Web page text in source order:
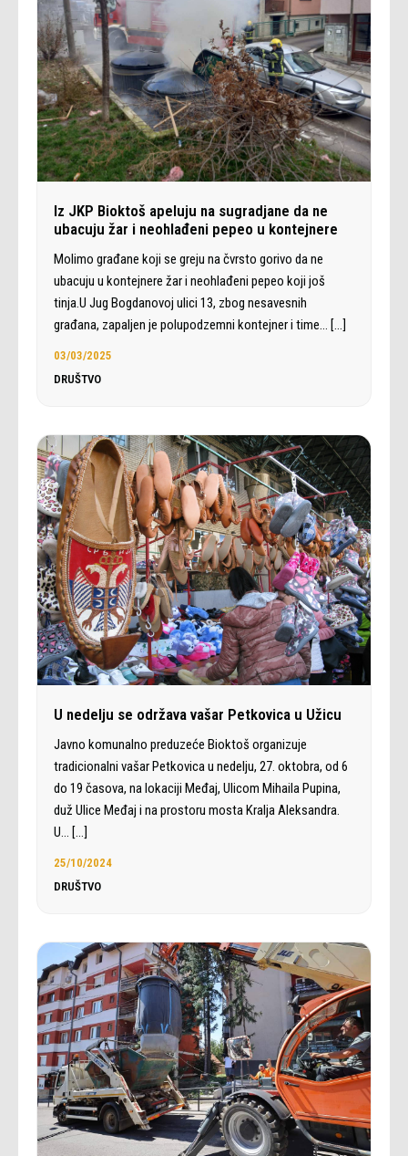
Iz JKP Bioktoš apeluju na sugradjane da ne
ubacuju žar i neohlađeni pepeo u kontejnere
Molimo građane koji se greju na čvrsto gorivo da ne
ubacuju u kontejnere žar i neohlađeni pepeo koji još
tinja.U Jug Bogdanovoj ulici 13, zbog nesavesnih
građana, zapaljen je polupodzemni kontejner i time… […]
03/03/2025
DRUŠTVO
U nedelju se održava vašar Petkovica u Užicu
Javno komunalno preduzeće Bioktoš organizuje
tradicionalni vašar Petkovica u nedelju, 27. oktobra, od 6
do 19 časova, na lokaciji Međaj, Ulicom Mihaila Pupina,
duž Ulice Međaj i na prostoru mosta Kralja Aleksandra.
U… […]
25/10/2024
DRUŠTVO